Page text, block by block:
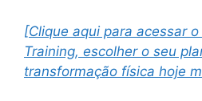
[Clique aqui para acessar
Training, escolher o seu
transformação física hoje